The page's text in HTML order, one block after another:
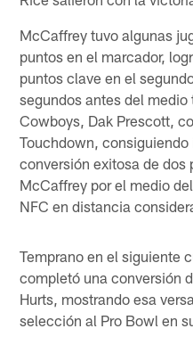
McCaffrey tuvo algunas
puntos en el marcador,
puntos clave en el
segundos antes del
Cowboys, Dak Prescott,
Touchdown,
conversión exitosa de dos
McCaffrey por el medio
NFC en distancia
Temprano en el siguiente
completó una conversión
Hurts, mostrando esa
selección al Pro Bowl en